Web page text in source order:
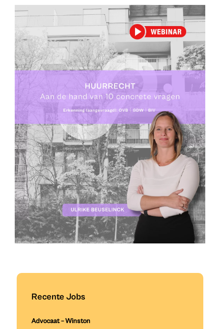
Recente Jobs
Advocaat – Winston